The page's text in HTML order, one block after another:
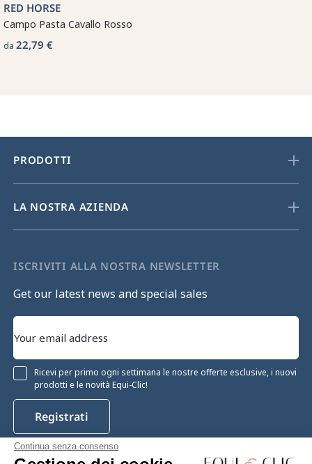
Continua senza consenso
RED HORSE
Campo Pasta Cavallo Rosso
da 22,79 €
PRODOTTI
LA NOSTRA AZIENDA
ISCRIVITI ALLA NOSTRA NEWSLETTER
Get our latest news and special sales
Ricevi per primo ogni settimana le nostre offerte esclusive, i nuovi
prodotti e le novità Equi-Clic!
Registrati